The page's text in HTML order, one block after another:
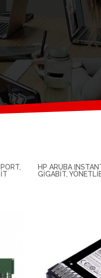
HP ARUBA
GIGABIT,